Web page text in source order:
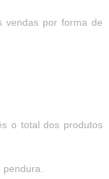
vendas por forma de
o total dos produtos